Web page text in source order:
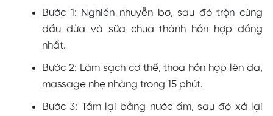
Bước 1: Nghiền nhuyễn bơ, sau đó trộn cùng
dầu dừa và sữa chua thành hỗn hợp đồng
nhất.
Bước 2: Làm sạch cơ thể, thoa hỗn hợp lên da,
massage nhẹ nhàng trong 15 phút.
Bước 3: Tắm lại bằng nước ấm, sau đó xả lại